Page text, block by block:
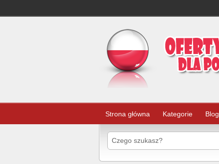
Strona główna Kategorie Blog